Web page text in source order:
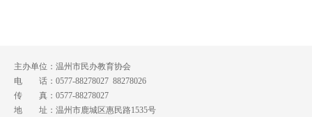
主办单位：温州市民办教育协会
电 话：0577-88278027 88278026
传 真：0577-88278027
地 址：温州市鹿城区惠民路1535号